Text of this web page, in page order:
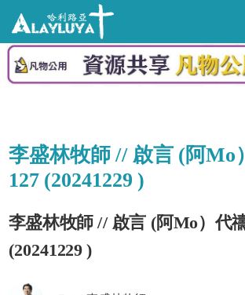
李盛林牧師 // 啟言 (阿Mo
127 (20241229 )
李盛林牧師 // 啟言 (阿Mo）代
(20241229 )